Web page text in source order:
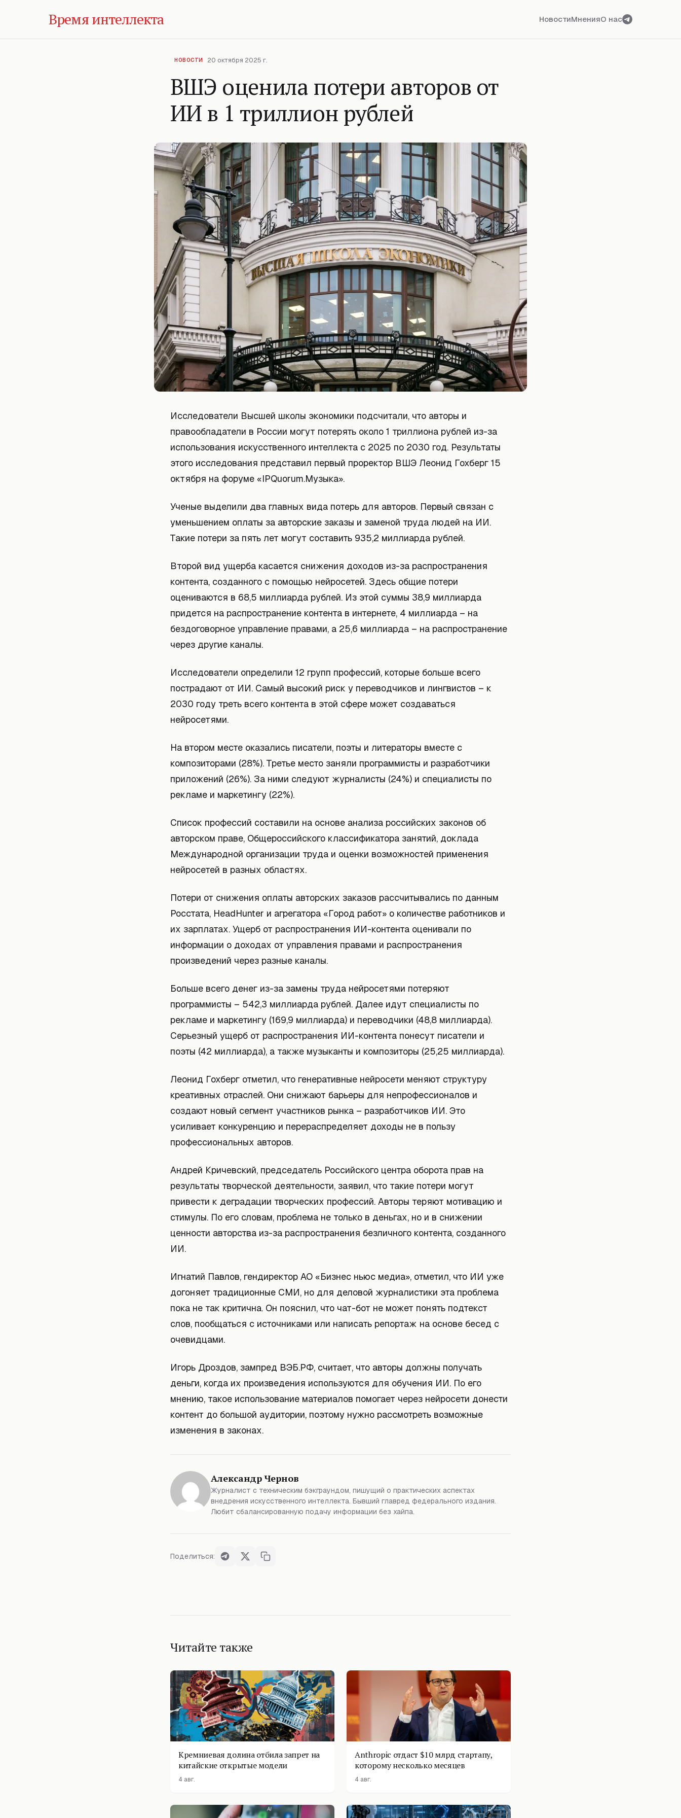
Время интеллекта НовостиМненияО нас
НОВОСТИ 20 октября 2025 г.
ВШЭ оценила потери авторов от
ИИ в 1 триллион рублей
Исследователи Высшей школы экономики подсчитали, что авторы и
правообладатели в России могут потерять около 1 триллиона рублей из-за
использования искусственного интеллекта с 2025 по 2030 год. Результаты
этого исследования представил первый проректор ВШЭ Леонид Гохберг 15
октября на форуме «IPQuorum.Музыка».
Ученые выделили два главных вида потерь для авторов. Первый связан с
уменьшением оплаты за авторские заказы и заменой труда людей на ИИ.
Такие потери за пять лет могут составить 935,2 миллиарда рублей.
Второй вид ущерба касается снижения доходов из-за распространения
контента, созданного с помощью нейросетей. Здесь общие потери
оцениваются в 68,5 миллиарда рублей. Из этой суммы 38,9 миллиарда
придется на распространение контента в интернете, 4 миллиарда – на
бездоговорное управление правами, а 25,6 миллиарда – на распространение
через другие каналы.
Исследователи определили 12 групп профессий, которые больше всего
пострадают от ИИ. Самый высокий риск у переводчиков и лингвистов – к
2030 году треть всего контента в этой сфере может создаваться
нейросетями.
На втором месте оказались писатели, поэты и литераторы вместе с
композиторами (28%). Третье место заняли программисты и разработчики
приложений (26%). За ними следуют журналисты (24%) и специалисты по
рекламе и маркетингу (22%).
Список профессий составили на основе анализа российских законов об
авторском праве, Общероссийского классификатора занятий, доклада
Международной организации труда и оценки возможностей применения
нейросетей в разных областях.
Потери от снижения оплаты авторских заказов рассчитывались по данным
Росстата, HeadHunter и агрегатора «Город работ» о количестве работников и
их зарплатах. Ущерб от распространения ИИ-контента оценивали по
информации о доходах от управления правами и распространения
произведений через разные каналы.
Больше всего денег из-за замены труда нейросетями потеряют
программисты – 542,3 миллиарда рублей. Далее идут специалисты по
рекламе и маркетингу (169,9 миллиарда) и переводчики (48,8 миллиарда).
Серьезный ущерб от распространения ИИ-контента понесут писатели и
поэты (42 миллиарда), а также музыканты и композиторы (25,25 миллиарда).
Леонид Гохберг отметил, что генеративные нейросети меняют структуру
креативных отраслей. Они снижают барьеры для непрофессионалов и
создают новый сегмент участников рынка – разработчиков ИИ. Это
усиливает конкуренцию и перераспределяет доходы не в пользу
профессиональных авторов.
Андрей Кричевский, председатель Российского центра оборота прав на
результаты творческой деятельности, заявил, что такие потери могут
привести к деградации творческих профессий. Авторы теряют мотивацию и
стимулы. По его словам, проблема не только в деньгах, но и в снижении
ценности авторства из-за распространения безличного контента, созданного
ИИ.
Игнатий Павлов, гендиректор АО «Бизнес ньюс медиа», отметил, что ИИ уже
догоняет традиционные СМИ, но для деловой журналистики эта проблема
пока не так критична. Он пояснил, что чат-бот не может понять подтекст
слов, пообщаться с источниками или написать репортаж на основе бесед с
очевидцами.
Игорь Дроздов, зампред ВЭБ.РФ, считает, что авторы должны получать
деньги, когда их произведения используются для обучения ИИ. По его
мнению, такое использование материалов помогает через нейросети донести
контент до большой аудитории, поэтому нужно рассмотреть возможные
изменения в законах.
Александр Чернов
Журналист с техническим бэкграундом, пишущий о практических аспектах
внедрения искусственного интеллекта. Бывший главред федерального издания.
Любит сбалансированную подачу информации без хайпа.
Поделиться:
Читайте также
Кремниевая долина отбила запрет на
китайские открытые модели
4 авг.
Anthropic отдаст $10 млрд стартапу,
которому несколько месяцев
4 авг.